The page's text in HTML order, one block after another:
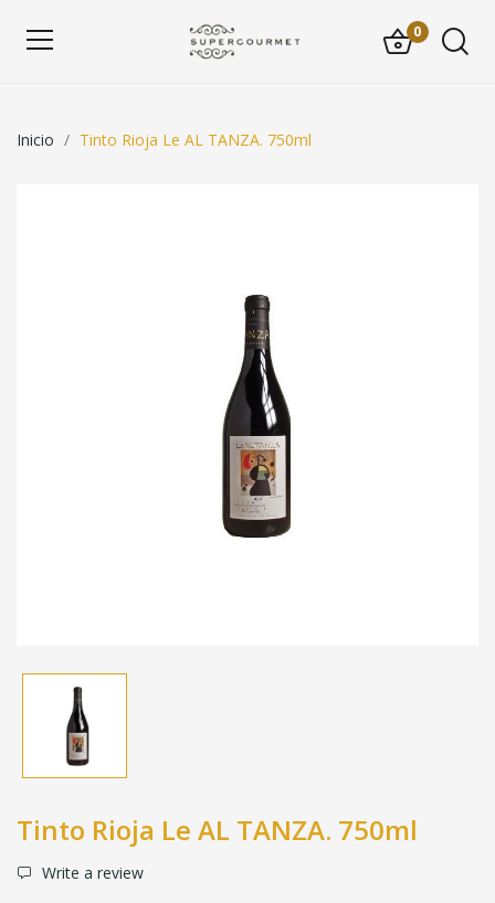
0
Inicio Tinto Rioja Le AL TANZA. 750ml
Tinto Rioja Le AL TANZA. 750ml
Write a review